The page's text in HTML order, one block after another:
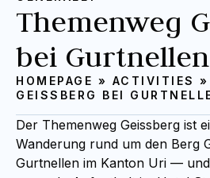
Themenweg
bei Gurtnellen
HOMEPAGE » ACTIVITIES »
GEISSBERG BEI
Der Themenweg Geissberg ist
Wanderung rund um den Berg
Gurtnellen im Kanton Uri —